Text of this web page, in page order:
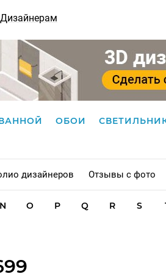
Дизайнерам
ОБОИ
дизайнеров Отзывы с фото
N O P Q R S